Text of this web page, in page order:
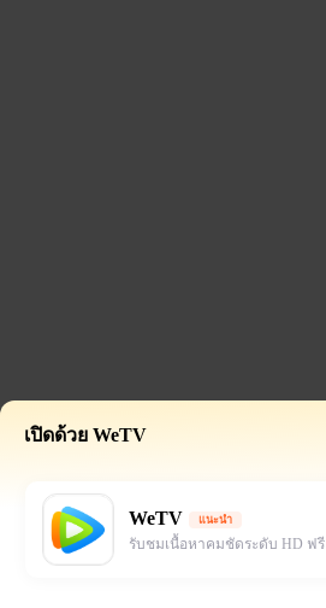
เปิดด้วย WeTV
WeTV แนะนำ
รับชมเนื้อหาคมชัดระดับ HD ฟรี